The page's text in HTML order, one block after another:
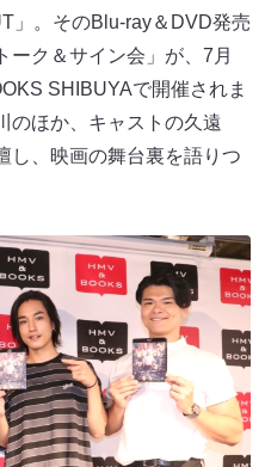
」。そのBlu-ray＆DVD発売
ーク＆サイン会」が、7月
SHIBUYA​​で開催されま
のほか、キャストの久遠
し、映画の舞台裏を語りつ